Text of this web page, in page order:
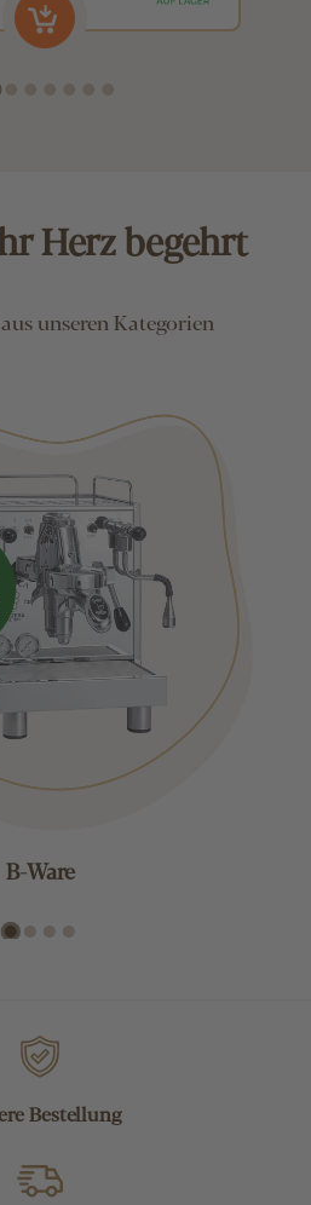
Herz begehrt
unseren Kategorien
B-Ware
Bestellung